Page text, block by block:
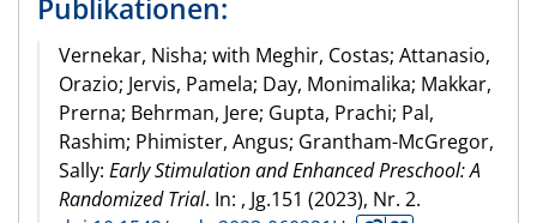
Publikationen:
Vernekar, Nisha; with Meghir, Costas; Attanasio,
Orazio; Jervis, Pamela; Day, Monimalika; Makkar,
Prerna; Behrman, Jere; Gupta, Prachi; Pal,
Rashim; Phimister, Angus; Grantham-McGregor,
Sally: Early Stimulation and Enhanced Preschool: A
Randomized Trial. In: , Jg.151 (2023), Nr. 2.